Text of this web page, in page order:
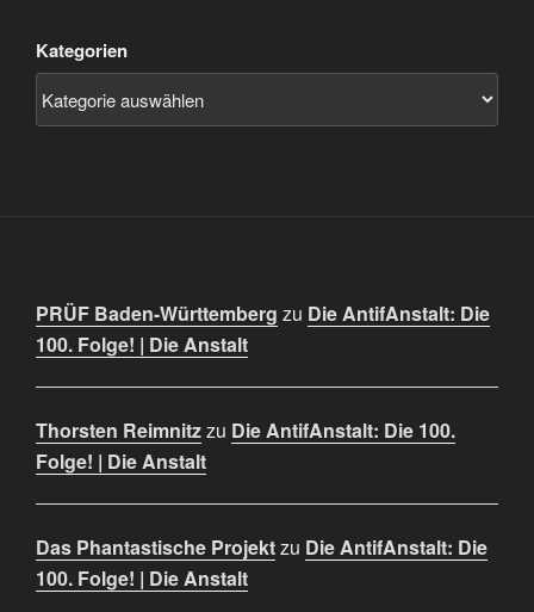
Kategorien
PRÜF Baden-Württemberg zu Die AntifAnstalt: Die
100. Folge! | Die Anstalt
Thorsten Reimnitzzu Die AntifAnstalt: Die 100.
Folge! | Die Anstalt
Das Phantastische Projektzu Die AntifAnstalt: Die
100. Folge! | Die Anstalt